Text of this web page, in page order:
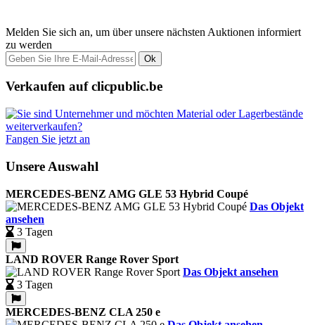
Melden Sie sich an, um über unsere nächsten Auktionen informiert
zu werden
Ok
Verkaufen auf clicpublic.be
Fangen Sie jetzt an
Unsere Auswahl
MERCEDES-BENZ AMG GLE 53 Hybrid Coupé
Das Objekt
ansehen
3 Tagen
LAND ROVER Range Rover Sport
Das Objekt ansehen
3 Tagen
MERCEDES-BENZ CLA 250 e